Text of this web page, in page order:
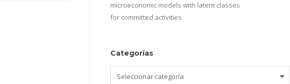
microeconomic models with latent classes
for committed activities
Categorías